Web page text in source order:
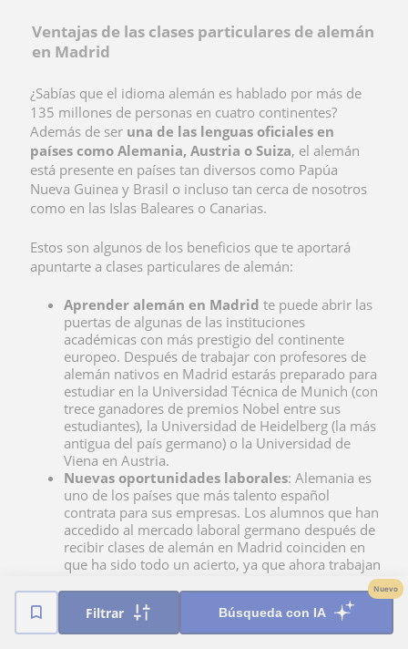
Filtrar Búsqueda con IA
Nuevo
Ventajas de las clases particulares de alemán
en Madrid
¿Sabías que el idioma alemán es hablado por más de
135 millones de personas en cuatro continentes?
Además de ser una de las lenguas oficiales en
países como Alemania, Austria o Suiza, el alemán
está presente en países tan diversos como Papúa
Nueva Guinea y Brasil o incluso tan cerca de nosotros
como en las Islas Baleares o Canarias.
Estos son algunos de los beneficios que te aportará
apuntarte a clases particulares de alemán:
Aprender alemán en Madrid te puede abrir las
puertas de algunas de las instituciones
académicas con más prestigio del continente
europeo. Después de trabajar con profesores de
alemán nativos en Madrid estarás preparado para
estudiar en la Universidad Técnica de Munich (con
trece ganadores de premios Nobel entre sus
estudiantes), la Universidad de Heidelberg (la más
antigua del país germano) o la Universidad de
Viena en Austria.
Nuevas oportunidades laborales: Alemania es
uno de los países que más talento español
contrata para sus empresas. Los alumnos que han
accedido al mercado laboral germano después de
recibir clases de alemán en Madrid coinciden en
que ha sido todo un acierto, ya que ahora trabajan
remuneraciones más altas por su desempeño.
Amplitud de conocimientos: Alemania, Austria,
Suiza… son países con un gran bagaje cultural que